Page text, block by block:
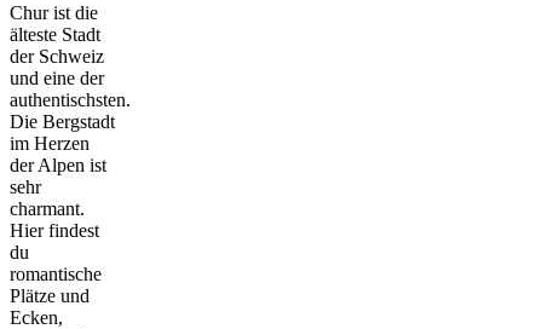
Chur ist die
älteste Stadt
der Schweiz
und eine der
authentischsten.
Die Bergstadt
im Herzen
der Alpen ist
sehr
charmant.
Hier findest
du
romantische
Plätze und
Ecken,